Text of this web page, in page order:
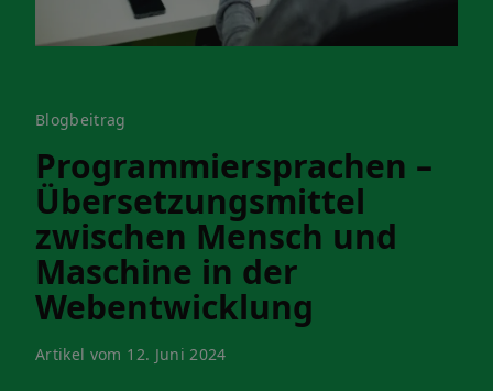
Blogbeitrag
Programmiersprachen –
Übersetzungsmittel
zwischen Mensch und
Maschine in der
Webentwicklung
Artikel vom 12. Juni 2024